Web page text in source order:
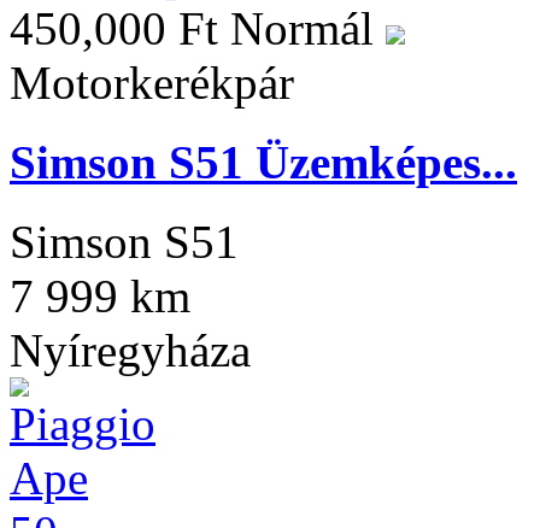
450,000 Ft Normál
Motorkerékpár
Simson S51 Üzemképes...
Simson S51
7 999 km
Nyíregyháza